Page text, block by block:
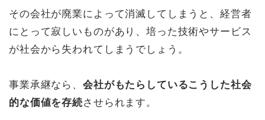
その会社が廃業によって消滅してしまうと、経営者
にとって寂しいものがあり、培った技術やサービス
が社会から失われてしまうでしょう。
事業承継なら、 会社がもたらしているこうした社会
的な価値を存続させられます。